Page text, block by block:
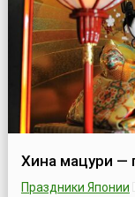
Хина мацури —
Праздники Японии